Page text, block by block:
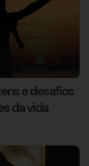
e desafios
da vida